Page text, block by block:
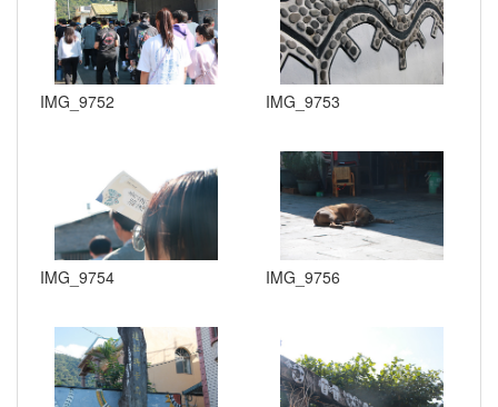
IMG_9752 IMG_9753
IMG_9754 IMG_9756